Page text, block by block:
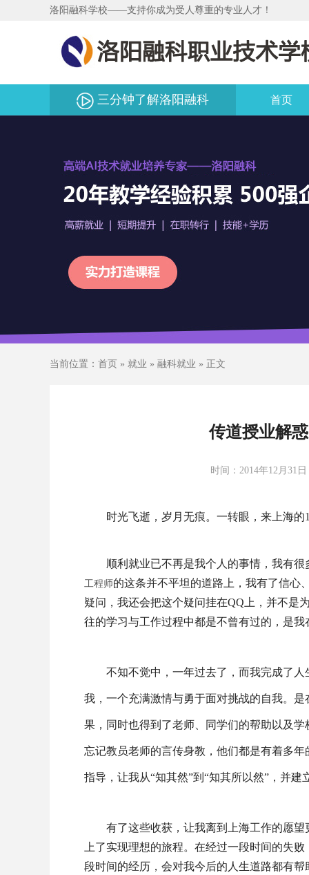
洛阳融科学校——支持你成为受人尊重的专业人才！
三分钟了解洛阳融科 首页
当前位置： 首页 » 就业 » 融科就业 » 正文
传道授业解
时间：2014年12月31日
时光飞逝，岁月无痕。一转眼，来上海
顺利就业已不再是我个人的事情，我有
工程师的这条并不平坦的道路上，我有了信心
疑问，我还会把这个疑问挂在QQ上，并不是
往的学习与工作过程中都是不曾有过的，是
不知不觉中，一年过去了，而我完成了
我，一个充满激情与勇于面对挑战的自我。
果，同时也得到了老师、同学们的帮助以及
忘记教员老师的言传身教，他们都是有着多
指导，让我从“知其然”到“知其所以然”，并建
有了这些收获，让我离到上海工作的愿
上了实现理想的旅程。在经过一段时间的失
段时间的经历，会对我今后的人生道路都有帮